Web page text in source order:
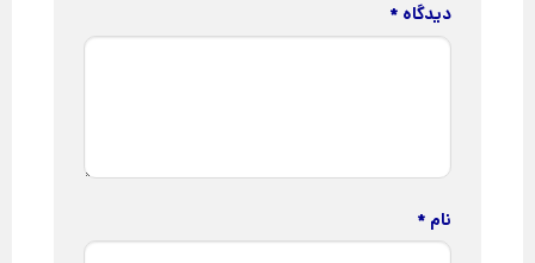
دیدگاه *
نام *